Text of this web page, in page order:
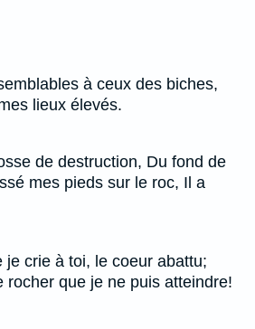
à ceux des biches,
lieux élevés.
de destruction, Du fond de
mes pieds sur le roc, Il a
je crie à toi, le coeur abattu;
rocher que je ne puis atteindre!